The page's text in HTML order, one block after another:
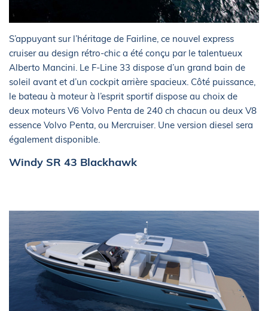
S’appuyant sur l’héritage de Fairline, ce nouvel express
cruiser au design rétro-chic a été conçu par le talentueux
Alberto Mancini. Le F-Line 33 dispose d’un grand bain de
soleil avant et d’un cockpit arrière spacieux. Côté puissance,
le bateau à moteur à l’esprit sportif dispose au choix de
deux moteurs V6 Volvo Penta de 240 ch chacun ou deux V8
essence Volvo Penta, ou Mercruiser. Une version diesel sera
également disponible.
Windy SR 43 Blackhawk